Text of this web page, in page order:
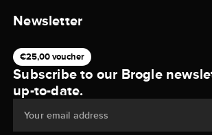
Newsletter
€25,00 voucher
Subscribe to our Brogle
up-to-date.
Your email address